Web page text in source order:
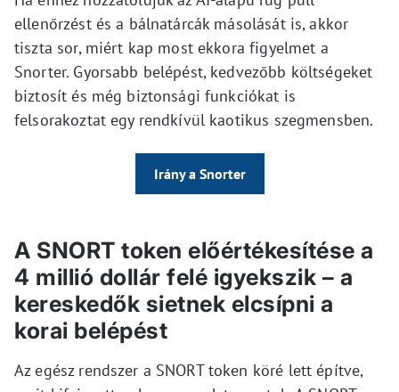
ellenőrzést és a bálnatárcák másolását is, akkor
tiszta sor, miért kap most ekkora figyelmet a
Snorter. Gyorsabb belépést, kedvezőbb költségeket
biztosít és még biztonsági funkciókat is
felsorakoztat egy rendkívül kaotikus szegmensben.
Irány a Snorter
A SNORT token előértékesítése a
4 millió dollár felé igyekszik – a
kereskedők sietnek elcsípni a
korai belépést
Az egész rendszer a SNORT token köré lett építve,